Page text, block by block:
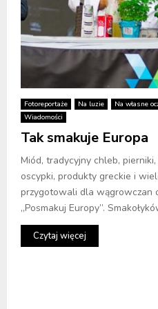
Fotoreportaże Na luzie Na własne
Wiadomości
Tak smakuje Europa
Miód, tradycyjny chleb,
oscypki, produkty greckie i
przygotowali dla wągrowczan
„Posmakuj Europy”.
Czytaj więcej